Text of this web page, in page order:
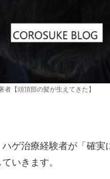
者【頭頂部の髪が生えてきた】
ハゲ治療経験者が「確実
いきます。